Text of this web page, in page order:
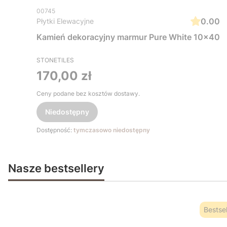
00745
Płytki Elewacyjne
0.00
Kamień dekoracyjny marmur Pure White 10x40
STONETILES
Cena
170,00 zł
Ceny podane bez kosztów dostawy.
Niedostępny
Dostępność: tymczasowo niedostępny
Nasze bestsellery